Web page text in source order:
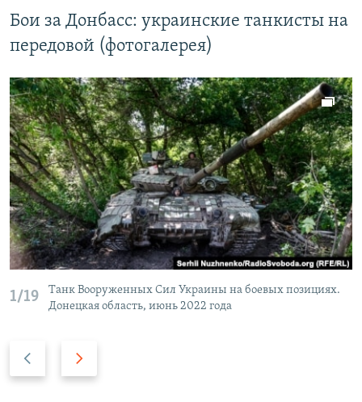
Бои за Донбасс: украинские танкисты на
передовой (фотогалерея)
1/19
Танк Вооруженных Сил Украины на боевых позициях.
Донецкая область, июнь 2022 года